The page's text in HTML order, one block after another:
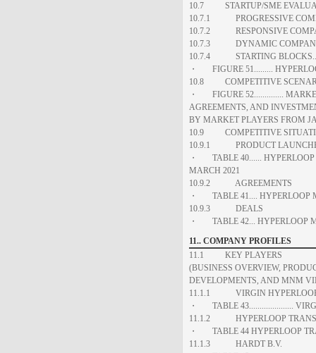
10.7 STARTUP/SME
10.7.1 PROGRESSIVE
10.7.2 RESPONSIVE
10.7.3 DYNAMIC
10.7.4 STARTING BLOCKS..
・ FIGURE 51.........
10.8 COMPETITIVE
・ FIGURE 52..............
AGREEMENTS, AND
BY MARKET PLAYERS FROM
10.9 COMPETITIVE
10.9.1 PRODUCT
・ TABLE 40...... HYPERLOOP
MARCH 2021
10.9.2 AGREEMENTS
・ TABLE 41.... HYPERLOOP
10.9.3 DEALS
・ TABLE 42... HYPERLOOP
11.. COMPANY PROFILES
11.1 KEY PLAYERS
(BUSINESS OVERVIEW,
DEVELOPMENTS, AND MNM
11.1.1 VIRGIN
・ TABLE 43.....................
11.1.2 HYPERLOOP
・ TABLE 44 HYPERLOOP
11.1.3 HARDT B.V.